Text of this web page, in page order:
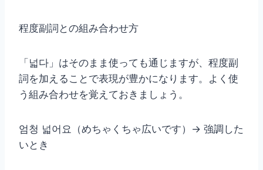
程度副詞との組み合わせ方
「넓다」はそのまま使っても通じますが、程度副
詞を加えることで表現が豊かになります。よく使
う組み合わせを覚えておきましょう。
엄청 넓어요（めちゃくちゃ広いです）→ 強調した
いとき